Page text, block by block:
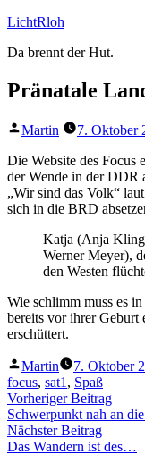
Zum
springen
LichtRloh
Da brennt der Hut.
Pränatale
Veröffentlicht
Martin 7. Oktober
Die Website des Focus
der Wende in der DDR
„Wir sind das Volk“ laut
sich in die BRD
Katja (Anja
Werner Meyer),
den Westen
Wie schlimm muss es
bereits vor ihrer Geburt
erschüttert.
Veröffentlicht
von
Martin 7. Oktober
focus, sat1 , Spaß
Vorheriger Beitrag
Schwerpunkt nah an
Nächster BeitragNächster
Beitrag:
Das Wandern ist des…